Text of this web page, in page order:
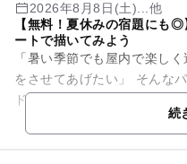
2026年8月8日(土)...他
【無料！夏休みの宿題にも
ートで描いてみよう
「暑い季節でも屋内で楽し
をさせてあげたい」 そんな
ドコモショップで開催します。 いま話題の「デジタルアー
続